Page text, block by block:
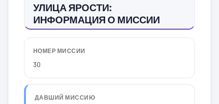
УЛИЦА ЯРОСТИ:
ИНФОРМАЦИЯ О МИССИИ
НОМЕР МИССИИ
30
ДАВШИЙ МИССИЮ